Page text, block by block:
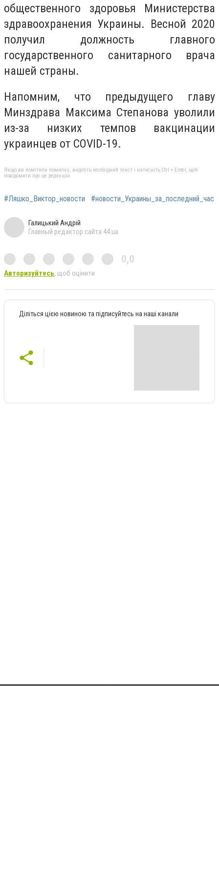
общественного здоровья Министерства
здравоохранения Украины. Весной 2020
получил должность главного
государственного санитарного врача
нашей страны.
Напомним, что предыдущего главу
Минздрава Максима Степанова уволили
из-за низких темпов вакцинации
украинцев от COVID-19.
Якщо ви помітили помилку, виділіть необхідний текст і натисніть Ctrl + Enter, щоб
повідомити про це редакцію
#Ляшко_Виктор_новости #новости_Украины_за_последний_час
Галицький Андрій
Главный редактор сайта 44.ua
0,0
Авторизуйтесь, щоб оцінити
Діліться цією новиною та підписуйтесь на наші канали